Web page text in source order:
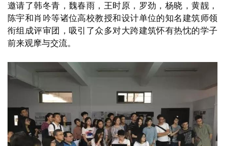
邀请了韩冬青，魏春雨，王时原，罗劲，杨晓，黄靓，
陈宇和肖吟等诸位高校教授和设计单位的知名建筑师领
衔组成评审团，吸引了众多对大跨建筑怀有热忱的学子
前来观摩与交流。